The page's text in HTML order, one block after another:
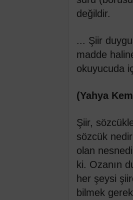
değildir.
... Şiir
madde
okuyucuda
(Yahya
Şiir,
sözcük
olan
ki. Ozanın
her şeysi
bilmek